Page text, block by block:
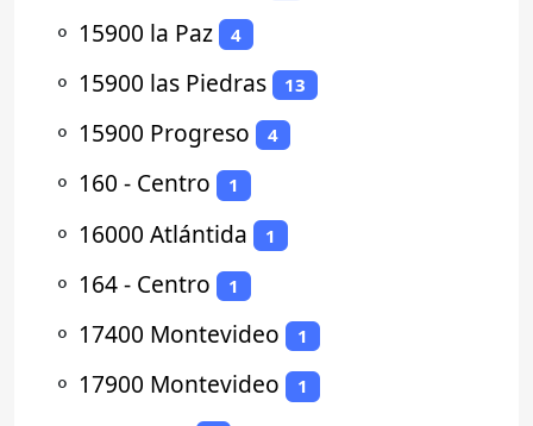
⚬ 15900 la Paz 4
⚬ 15900 las Piedras 13
⚬ 15900 Progreso 4
⚬ 160 - Centro 1
⚬ 16000 Atlántida 1
⚬ 164 - Centro 1
⚬ 17400 Montevideo 1
⚬ 17900 Montevideo 1